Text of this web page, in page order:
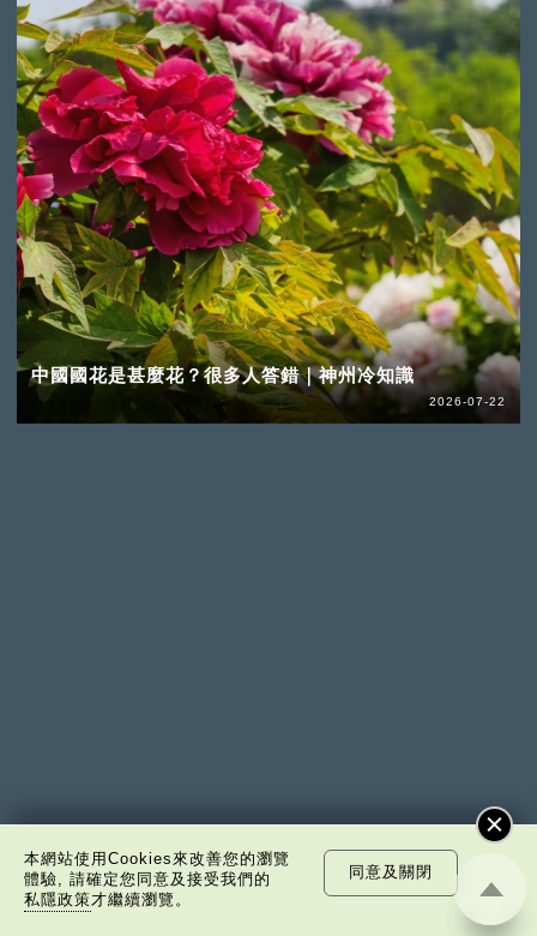
中國國花是甚麼花？很多人答錯｜神州冷知識
2026-07-22
本網站使用Cookies來改善您的瀏覽
體驗, 請確定您同意及接受我們的
私隱政策才繼續瀏覽。
同意及關閉